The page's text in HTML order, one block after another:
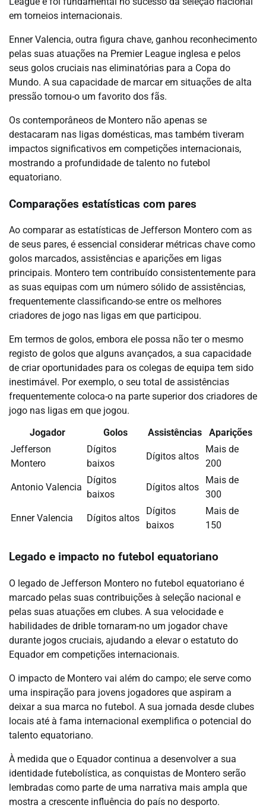
em torneios internacionais.
Enner Valencia, outra figura chave, ganhou reconhecimento
pelas suas atuações na Premier League inglesa e pelos
seus golos cruciais nas eliminatórias para a Copa do
Mundo. A sua capacidade de marcar em situações de alta
pressão tornou-o um favorito dos fãs.
Os contemporâneos de Montero não apenas se
destacaram nas ligas domésticas, mas também tiveram
impactos significativos em competições internacionais,
mostrando a profundidade de talento no futebol
equatoriano.
Comparações estatísticas com pares
Ao comparar as estatísticas de Jefferson Montero com as
de seus pares, é essencial considerar métricas chave como
golos marcados, assistências e aparições em ligas
principais. Montero tem contribuído consistentemente para
as suas equipas com um número sólido de assistências,
frequentemente classificando-se entre os melhores
criadores de jogo nas ligas em que participou.
Em termos de golos, embora ele possa não ter o mesmo
registo de golos que alguns avançados, a sua capacidade
de criar oportunidades para os colegas de equipa tem sido
inestimável. Por exemplo, o seu total de assistências
frequentemente coloca-o na parte superior dos criadores de
jogo nas ligas em que jogou.
Jogador
Golos Assistências
Aparições
Jefferson
Montero
Dígitos
baixos
Dígitos altos
Mais de
200
Antonio Valencia
Dígitos
baixos
Dígitos altos
Mais de
300
Enner Valencia Dígitos altos
Dígitos
baixos
Mais de
150
Legado e impacto no futebol equatoriano
O legado de Jefferson Montero no futebol equatoriano é
marcado pelas suas contribuições à seleção nacional e
pelas suas atuações em clubes. A sua velocidade e
habilidades de drible tornaram-no um jogador chave
durante jogos cruciais, ajudando a elevar o estatuto do
Equador em competições internacionais.
O impacto de Montero vai além do campo; ele serve como
uma inspiração para jovens jogadores que aspiram a
deixar a sua marca no futebol. A sua jornada desde clubes
locais até à fama internacional exemplifica o potencial do
talento equatoriano.
À medida que o Equador continua a desenvolver a sua
identidade futebolística, as conquistas de Montero serão
lembradas como parte de uma narrativa mais ampla que
mostra a crescente influência do país no desporto.